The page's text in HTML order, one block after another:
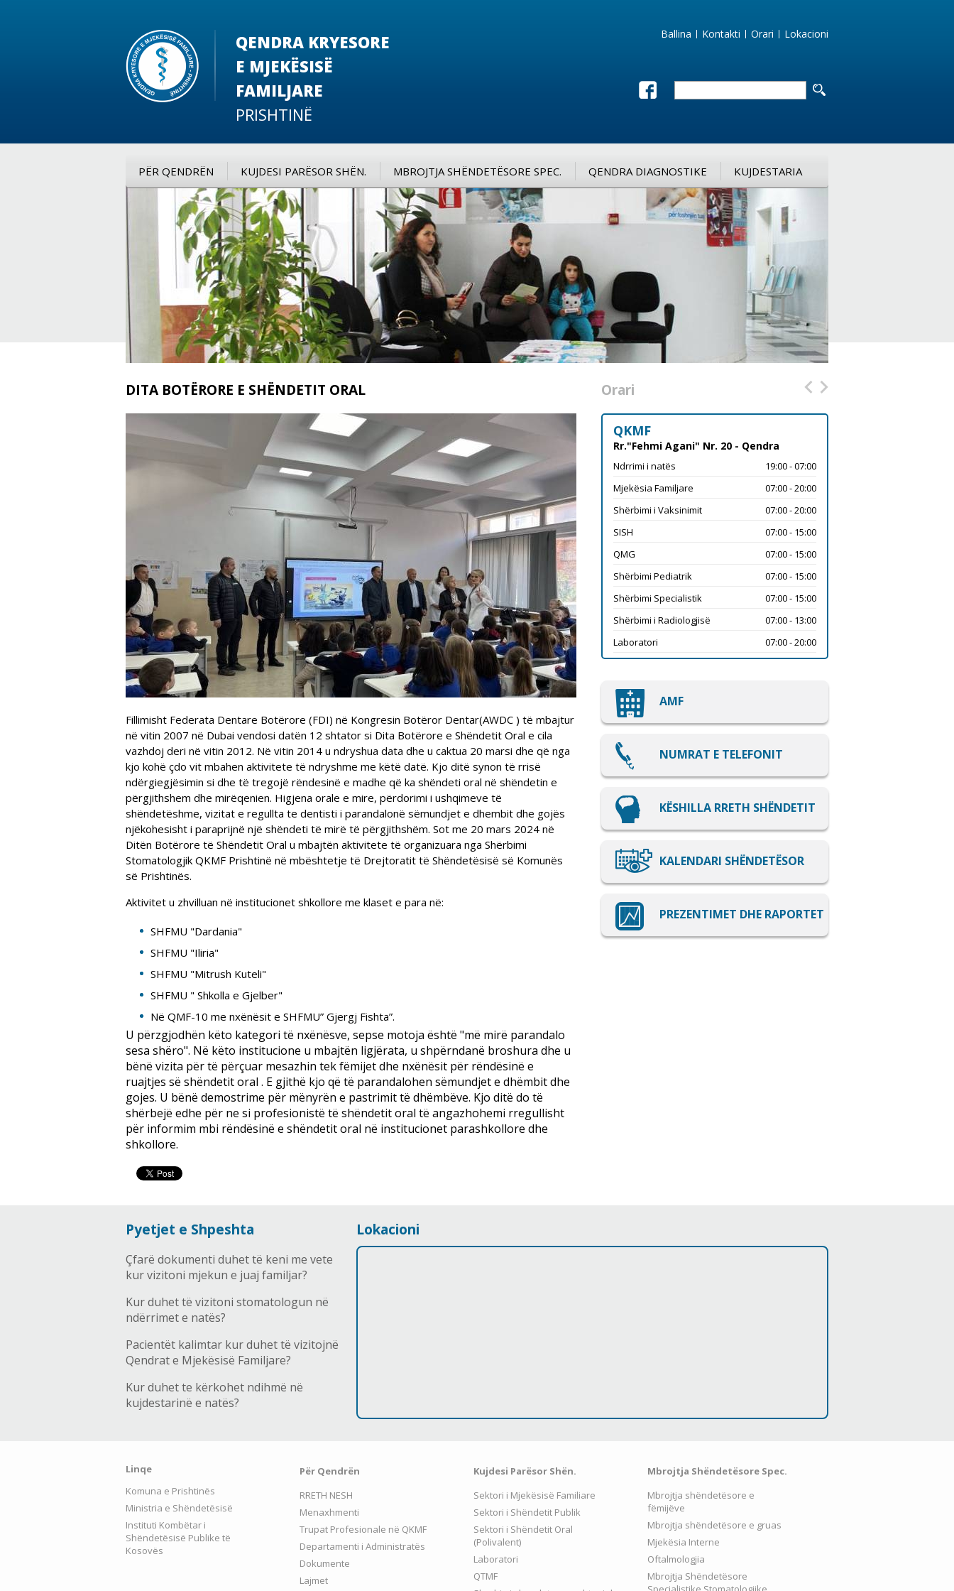
QENDRA KRYESORE
E MJEKËSISË
FAMILJARE
PRISHTINË
Ballina Kontakti Orari Lokacioni
PËR QENDRËN KUJDESI PARËSOR SHËN. MBROJTJA SHËNDETËSORE SPEC. QENDRA DIAGNOSTIKE KUJDESTARIA
DITA BOTËRORE E SHËNDETIT ORAL
Fillimisht Federata Dentare Botërore (FDI) në Kongresin Botëror Dentar(AWDC ) të mbajtur
në vitin 2007 në Dubai vendosi datën 12 shtator si Dita Botërore e Shëndetit Oral e cila
vazhdoj deri në vitin 2012. Në vitin 2014 u ndryshua data dhe u caktua 20 marsi dhe që nga
kjo kohë çdo vit mbahen aktivitete të ndryshme me këtë datë. Kjo ditë synon të rrisë
ndërgiegjësimin si dhe të tregojë rëndesinë e madhe që ka shëndeti oral në shëndetin e
përgjithshem dhe mirëqenien. Higjena orale e mire, përdorimi i ushqimeve të
shëndetëshme, vizitat e regullta te dentisti i parandalonë sëmundjet e dhembit dhe gojës
njëkohesisht i paraprijnë një shëndeti të mirë të përgjithshëm. Sot me 20 mars 2024 në
Ditën Botërore të Shëndetit Oral u mbajtën aktivitete të organizuara nga Shërbimi
Stomatologjik QKMF Prishtinë në mbështetje të Drejtoratit të Shëndetësisë së Komunës
së Prishtinës.
Aktivitet u zhvilluan në institucionet shkollore me klaset e para në:
SHFMU "Dardania"
SHFMU "Iliria"
SHFMU "Mitrush Kuteli"
SHFMU " Shkolla e Gjelber"
Në QMF-10 me nxënësit e SHFMU” Gjergj Fishta”.
U përzgjodhën këto kategori të nxënësve, sepse motoja është "më mirë parandalo
sesa shëro". Në këto institucione u mbajtën ligjërata, u shpërndanë broshura dhe u
bënë vizita për të përçuar mesazhin tek fëmijet dhe nxënësit për rëndësinë e
ruajtjes së shëndetit oral . E gjithë kjo që të parandalohen sëmundjet e dhëmbit dhe
gojes. U bënë demostrime për mënyrën e pastrimit të dhëmbëve. Kjo ditë do të
shërbejë edhe për ne si profesionistë të shëndetit oral të angazhohemi rregullisht
për informim mbi rëndësinë e shëndetit oral në institucionet parashkollore dhe
shkollore.
Orari
QKMF
Rr."Fehmi Agani" Nr. 20 - Qendra
Ndrrimi i natës
19:00 - 07:00
Mjekësia Familjare
07:00 - 20:00
Shërbimi i Vaksinimit
07:00 - 20:00
SISH
07:00 - 15:00
QMG
07:00 - 15:00
Shërbimi Pediatrik
07:00 - 15:00
Shërbimi Specialistik
07:00 - 15:00
Shërbimi i Radiologjisë
07:00 - 13:00
Laboratori
07:00 - 20:00
AMF
NUMRAT E TELEFONIT
KËSHILLA RRETH SHËNDETIT
KALENDARI SHËNDETËSOR
PREZENTIMET DHE RAPORTET
Pyetjet e Shpeshta
Çfarë dokumenti duhet të keni me vete
kur vizitoni mjekun e juaj familjar?
Kur duhet të vizitoni stomatologun në
ndërrimet e natës?
Pacientët kalimtar kur duhet të vizitojnë
Qendrat e Mjekësisë Familjare?
Kur duhet te kërkohet ndihmë në
kujdestarinë e natës?
Lokacioni
Linqe
Komuna e Prishtinës
Ministria e Shëndetësisë
Instituti Kombëtar i
Shëndetësisë Publike të
Kosovës
Për Qendrën
RRETH NESH
Menaxhmenti
Trupat Profesionale në QKMF
Departamenti i Administratës
Dokumente
Lajmet
Kujdesi Parësor Shën.
Sektori i Mjekësisë Familiare
Sektori i Shëndetit Publik
Sektori i Shëndetit Oral
(Polivalent)
Laboratori
QTMF
Mbrojtja Shëndetësore Spec.
Mbrojtja shëndetësore e
fëmijëve
Mbrojtja shëndetësore e gruas
Mjekësia Interne
Oftalmologjia
Mbrojtja Shëndetësore